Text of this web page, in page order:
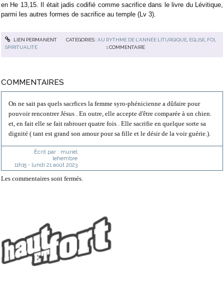
en He 13,15. Il était jadis codifié comme sacrifice dans le livre du Lévitique,
parmi les autres formes de sacrifice au temple (Lv 3).
LIEN PERMANENT CATÉGORIES :AU RYTHME DE L'ANNÉE LITURGIQUE, EGLISE, FOI
SPIRITUALITÉ
1 COMMENTAIRE
COMMENTAIRES
On ne sait pas quels sacrfices la femme syro-phénicienne a dûfaire pour
pouvoir rencontrer Jésus . En outre, elle accepte d'être comparée à un chien.
et, en fait elle se fait rabrouer quatre fois . Elle sacrifie en quelque sorte sa
dignité ( tant est grand son amour pour sa fille et le désir de la voir guérie.).
Écrit par : muriel
lehembre
11h15- lundi 21 août 2023
Les commentaires sont fermés.